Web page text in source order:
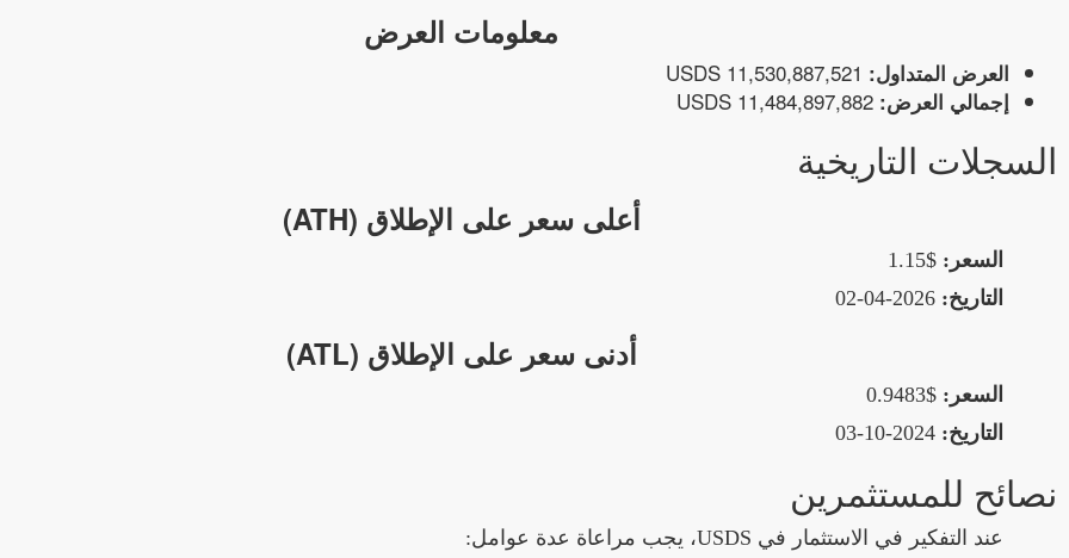
معلومات العرض
العرض المتداول:
إجمالي العرض: 11,484,897,882 USDS
السجلات التاريخية
أعلى سعر على الإطلاق (ATH)
السعر: $1.15
التاريخ: 2026-04-02
أدنى سعر على الإطلاق (ATL)
السعر: $0.9483
التاريخ: 2024-10-03
نصائح للمستثمرين
عند التفكير في الاستثمار في USDS، يجب مراعاة عدة عوامل: